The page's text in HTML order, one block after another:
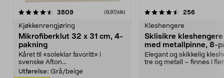
3809anmeldelser(9,97/stk)
Kjøkkenrengjøring
Mikrofiberklut 32 x 31 cm, 4-
pakning
Kåret til «soleklar favoritt» i
svenske Afton...
Utførelse: Grå/beige
4.5av 5 stjerner 256
Kleshengere
Sklisikre
med metallpinne, 8-
Elegant og skikkelig
tre og metall – finnes i
4.5av 5 stjerner